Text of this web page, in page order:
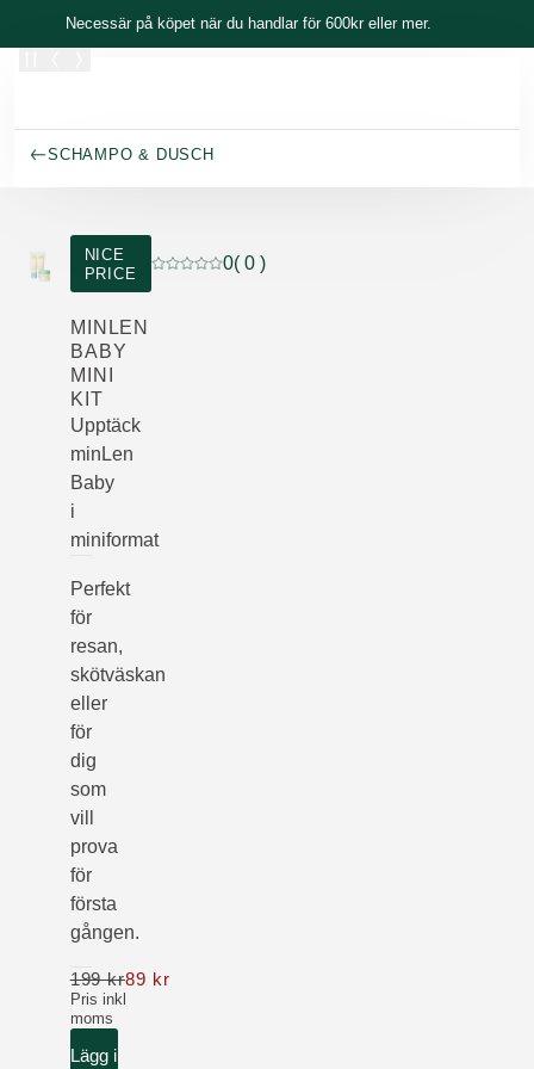
Necessär på köpet när du handlar för 600kr eller mer.
SCHAMPO & DUSCH
NICE
PRICE
Nuvarande betyg: 0 av 5 stjärnor Betygsatt
0( 0 )
MINLEN
BABY
MINI
KIT
Upptäck
minLen
Baby
i
miniformat
Perfekt
för
resan,
skötväskan
eller
för
dig
som
vill
prova
för
första
gången.
Pris inkl
moms
199 kr89 krNu 89 kr ordinarie pris 199 kr
Lägg i